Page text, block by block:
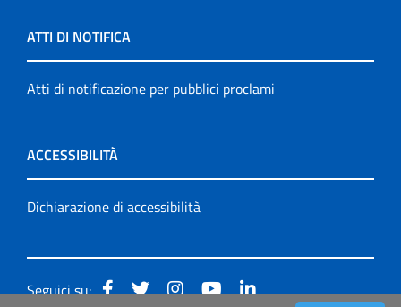
ATTI DI NOTIFICA
Atti di notificazione per pubblici proclami
ACCESSIBILITÀ
Dichiarazione di accessibilità
Seguici su: